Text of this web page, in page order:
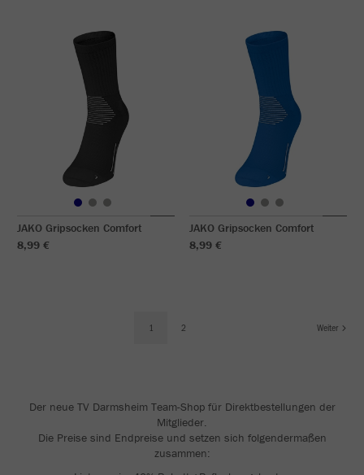
JAKO Gripsocken Comfort
8,99 €
JAKO Gripsocken Comfort
8,99 €
1 2 Weiter
Der neue TV Darmsheim Team-Shop für Direktbestellungen der
Mitglieder.
Die Preise sind Endpreise und setzen sich folgendermaßen
zusammen: